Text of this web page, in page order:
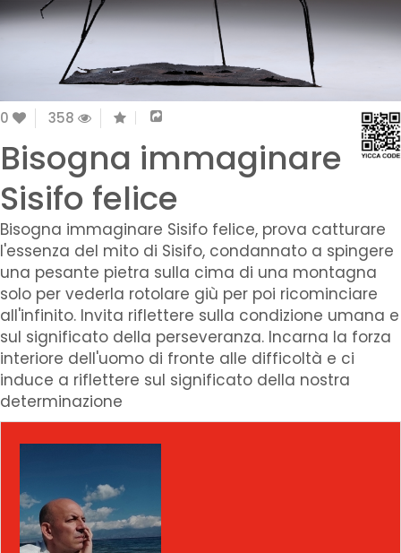
0 358
Bisogna immaginare
Sisifo felice
Bisogna immaginare Sisifo felice, prova catturare
l'essenza del mito di Sisifo, condannato a spingere
una pesante pietra sulla cima di una montagna
solo per vederla rotolare giù per poi ricominciare
all'infinito. Invita riflettere sulla condizione umana e
sul significato della perseveranza. Incarna la forza
interiore dell'uomo di fronte alle difficoltà e ci
induce a riflettere sul significato della nostra
determinazione